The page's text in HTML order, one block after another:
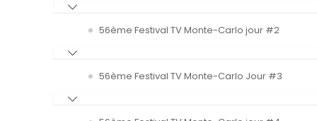
56ème Festival TV Monte-Carlo jour #2
56ème Festival TV Monte-Carlo Jour #3